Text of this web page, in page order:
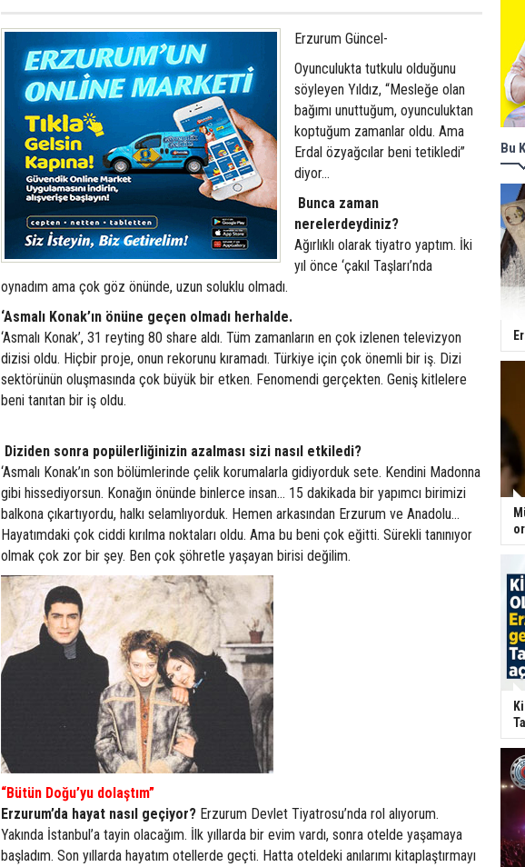
Erzurum Güncel-
Oyunculukta tutkulu olduğunu
söyleyen Yıldız, “Mesleğe olan
bağımı unuttuğum, oyunculuktan
koptuğum zamanlar oldu. Ama
Erdal özyağcılar beni tetikledi”
diyor...
Bunca zaman
nerelerdeydiniz?
Ağırlıklı olarak tiyatro yaptım. İki
yıl önce ‘çakıl Taşları’nda
oynadım ama çok göz önünde, uzun soluklu olmadı.
‘Asmalı Konak’ın önüne geçen olmadı herhalde.
‘Asmalı Konak’, 31 reyting 80 share aldı. Tüm zamanların en çok izlenen televizyon
dizisi oldu. Hiçbir proje, onun rekorunu kıramadı. Türkiye için çok önemli bir iş. Dizi
sektörünün oluşmasında çok büyük bir etken. Fenomendi gerçekten. Geniş kitlelere
beni tanıtan bir iş oldu.
Diziden sonra popülerliğinizin azalması sizi nasıl etkiledi?
‘Asmalı Konak’ın son bölümlerinde çelik korumalarla gidiyorduk sete. Kendini Madonna
gibi hissediyorsun. Konağın önünde binlerce insan... 15 dakikada bir yapımcı birimizi
balkona çıkartıyordu, halkı selamlıyorduk. Hemen arkasından Erzurum ve Anadolu...
Hayatımdaki çok ciddi kırılma noktaları oldu. Ama bu beni çok eğitti. Sürekli tanınıyor
olmak çok zor bir şey. Ben çok şöhretle yaşayan birisi değilim.
“Bütün Doğu’yu dolaştım”
Erzurum’da hayat nasıl geçiyor? Erzurum Devlet Tiyatrosu’nda rol alıyorum.
Yakında İstanbul’a tayin olacağım. İlk yıllarda bir evim vardı, sonra otelde yaşamaya
başladım. Son yıllarda hayatım otellerde geçti. Hatta oteldeki anılarımı kitaplaştırmayı
Bu